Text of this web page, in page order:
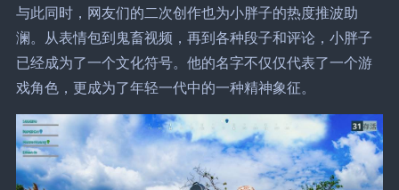
与此同时，网友们的二次创作也为小胖子的热度推波助
澜。从表情包到鬼畜视频，再到各种段子和评论，小胖子
已经成为了一个文化符号。他的名字不仅仅代表了一个游
戏角色，更成为了年轻一代中的一种精神象征。